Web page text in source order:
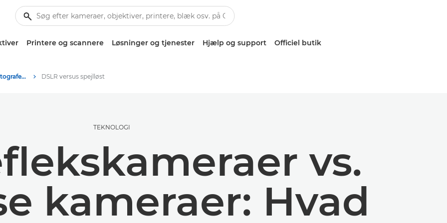
Printere og scannere Løsninger og tjenester Hjælp og support Officiel butik
Tips og teknikker til fotografering og print DSLR versus spejlløst
TEKNOLOGI
vs.
kameraer: Hvad